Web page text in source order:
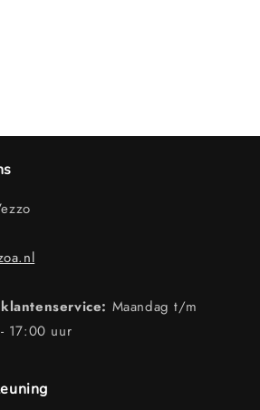
Maandag t/m
17:00 uur